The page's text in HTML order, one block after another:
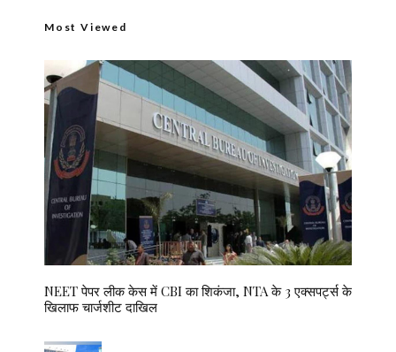
Most Viewed
NEET पेपर लीक केस में CBI का शिकंजा, NTA के 3 एक्सपर्ट्स के
खिलाफ चार्जशीट दाखिल